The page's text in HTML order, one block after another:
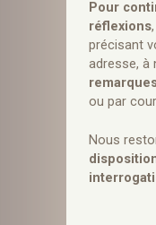
Pour
réflexions
précisant
adresse, à
ou par
Nous